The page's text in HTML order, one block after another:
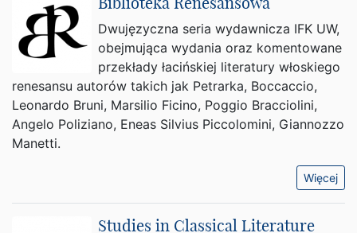
Dwujęzyczna seria wydawnicza IFK UW,
obejmująca wydania oraz komentowane
przekłady łacińskiej literatury włoskiego
renesansu autorów takich jak Petrarka, Boccaccio,
Leonardo Bruni, Marsilio Ficino, Poggio Bracciolini,
Angelo Poliziano, Eneas Silvius Piccolomini, Giannozzo
Manetti.
Więcej
Studies in Classical Literature